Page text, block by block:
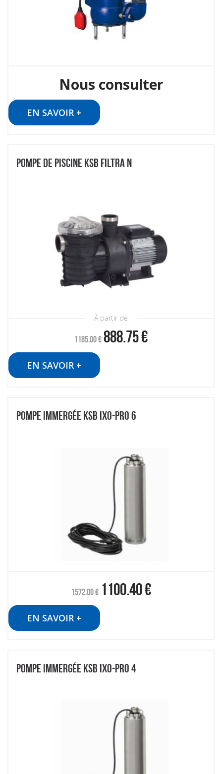
Nous consulter
EN SAVOIR +
POMPE DE PISCINE KSB FILTRA N
À partir de
1185.00€ 888.75€
EN SAVOIR +
POMPE IMMERGÉE KSB IXO-PRO 6
1572.00€ 1100.40€
EN SAVOIR +
POMPE IMMERGÉE KSB IXO-PRO 4